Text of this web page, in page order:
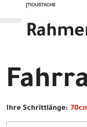
Ihre Schrittlänge: